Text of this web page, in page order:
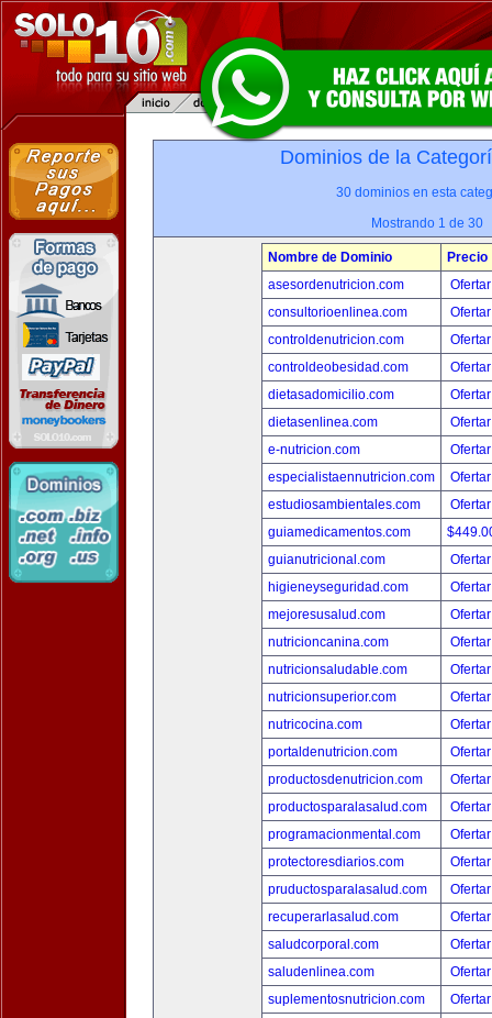
Dominios de la
30 dominios en esta
Mostrando 1 de 30
Nombre de Dominio
Precio
asesordenutricion.com
consultorioenlinea.com
controldenutricion.com
controldeobesidad.com
dietasadomicilio.com
dietasenlinea.com
e-nutricion.com
especialistaennutricion.com
estudiosambientales.com
guiamedicamentos.com
guianutricional.com
higieneyseguridad.com
mejoresusalud.com
nutricioncanina.com
nutricionsaludable.com
nutricionsuperior.com
nutricocina.com
portaldenutricion.com
productosdenutricion.com
productosparalasalud.com
programacionmental.com
protectoresdiarios.com
pruductosparalasalud.com
recuperarlasalud.com
saludcorporal.com
saludenlinea.com
suplementosnutricion.com